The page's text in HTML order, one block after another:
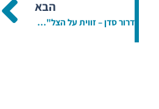
הבא
דרור סדן – זווית על הצל"ש המיוחד למכון אדלר